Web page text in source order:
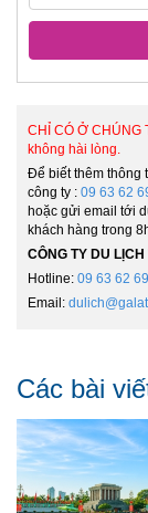
CHỈ CÓ Ở CHÚNG
không hài lòng.
Để biết thêm thông
công ty : 09 63 62
hoặc gửi email tới
khách hàng trong
CÔNG TY DU
Hotline: 09 63 62
Email:
Các bài